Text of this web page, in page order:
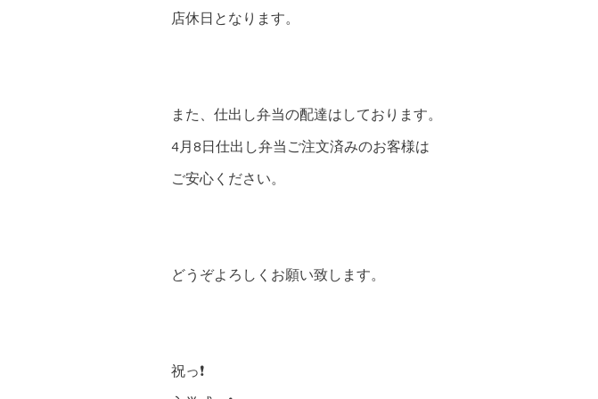
店休日となります。
また、仕出し弁当の配達はしております。
4月8日仕出し弁当ご注文済みのお客様は
ご安心ください。
どうぞよろしくお願い致します。
祝っ❗️